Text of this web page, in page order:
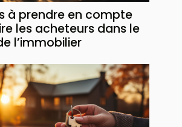
à prendre en compte
les acheteurs dans le
l’immobilier